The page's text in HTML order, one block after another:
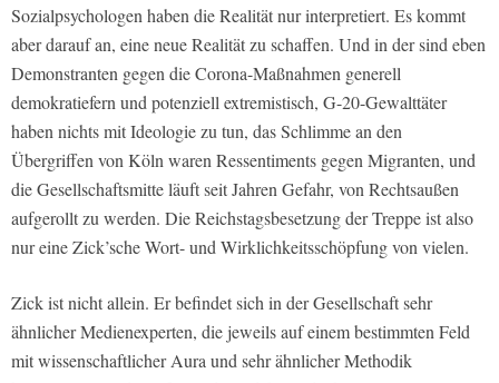
Sozialpsychologen haben die Realität nur interpretiert. Es kommt
aber darauf an, eine neue Realität zu schaffen. Und in der sind eben
Demonstranten gegen die Corona-Maßnahmen generell
demokratiefern und potenziell extremistisch, G-20-Gewalttäter
haben nichts mit Ideologie zu tun, das Schlimme an den
Übergriffen von Köln waren Ressentiments gegen Migranten, und
die Gesellschaftsmitte läuft seit Jahren Gefahr, von Rechtsaußen
aufgerollt zu werden. Die Reichstagsbesetzung der Treppe ist also
nur eine Zick’sche Wort- und Wirklichkeitsschöpfung von vielen.
Zick ist nicht allein. Er befindet sich in der Gesellschaft sehr
ähnlicher Medienexperten, die jeweils auf einem bestimmten Feld
mit wissenschaftlicher Aura und sehr ähnlicher Methodik